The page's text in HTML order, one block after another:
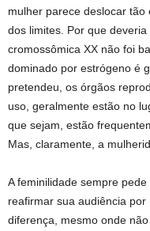
mulher parece deslocar
dos limites. Por que
cromossômica XX não foi
dominado por estrógeno é
pretendeu, os órgãos
uso, geralmente estão no
que sejam, estão
Mas, claramente, a
A feminilidade sempre
reafirmar sua audiência
diferença, mesmo onde